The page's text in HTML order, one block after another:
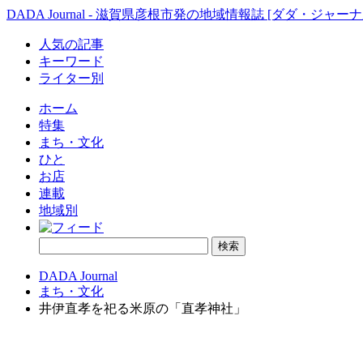
DADA Journal - 滋賀県彦根市発の地域情報誌 [ダダ・ジャー
人気の記事
キーワード
ライター別
ホーム
特集
まち・文化
ひと
お店
連載
地域別
DADA Journal
まち・文化
井伊直孝を祀る米原の「直孝神社」